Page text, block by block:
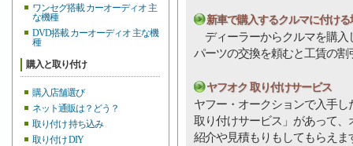
ワンセグ搭載 カーオーディオ 主
な機種
DVD搭載 カーオーディオ 主な機
種
購入と取り付け
購入店舗選び
ネット通販は？どう？
取り付け 持ち込み
取り付け DIY
新車で購入するクルマに付ける
ディーラーからクルマを購入
パーツの交換を頼むと工賃の
ヤフオク 取り付けサービス
ヤフー・オークションで入手
取り付けサービス」があって
紹介や見積もりもしてもらえま